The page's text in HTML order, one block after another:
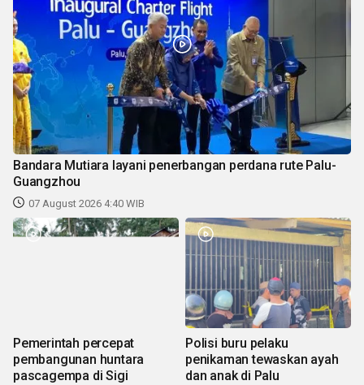
Bandara Mutiara layani penerbangan perdana rute Palu-
Guangzhou
07 August 2026 4:40 WIB
Pemerintah percepat
pembangunan huntara
pascagempa di Sigi
Polisi buru pelaku
penikaman tewaskan ayah
dan anak di Palu